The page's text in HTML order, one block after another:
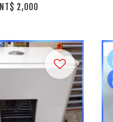
NT$ 2,000